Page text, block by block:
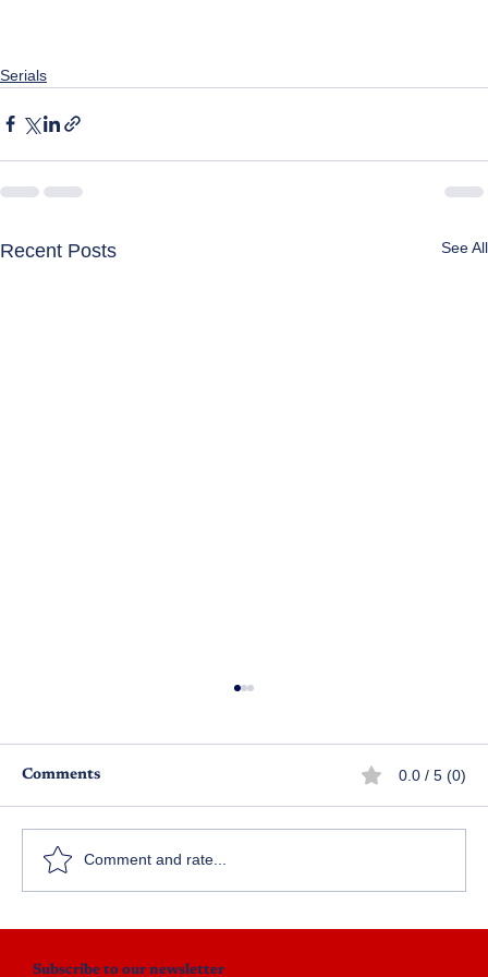
Serials
Recent Posts See All
అనుకున్నది ఒకటి అయినది ఒకటి
Comments 0.0 / 5 (0)
Comment and rate...
Subscribe to our newsletter